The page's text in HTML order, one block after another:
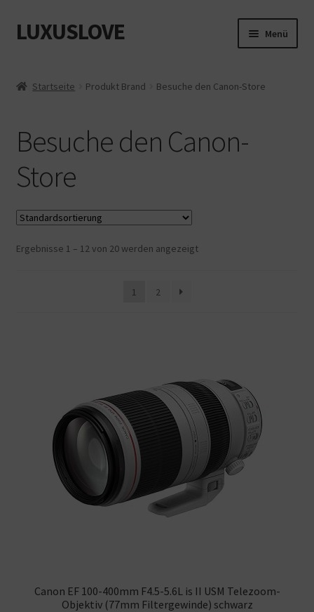
Zur
Navigation
Zum
Inhalt
LUXUSLOVE Menü
Datenschutz
Impressum
Kasse
Mein Konto
Startseite Produkt Brand Besuche den Canon-Store
Besuche den Canon-
Store
Ergebnisse 1 – 12 von 20 werden angezeigt
1 2
Canon EF 100-400mm F4.5-5.6L is II USM Telezoom-
Objektiv (77mm Filtergewinde) schwarz